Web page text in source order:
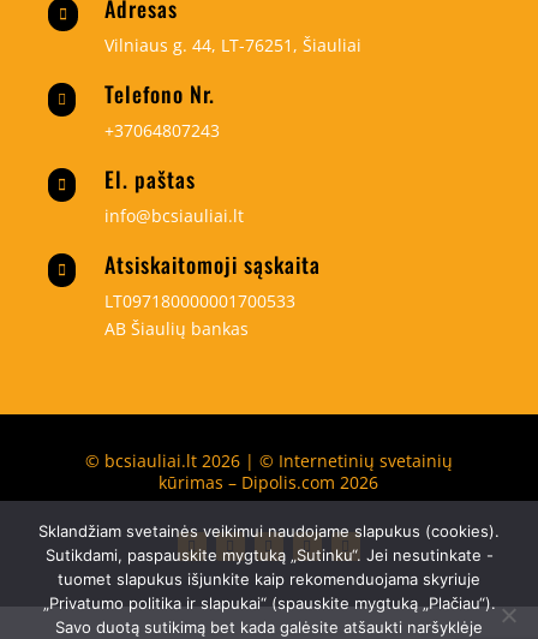
 Adresas
Vilniaus g. 44, LT-76251, Šiauliai
 Telefono Nr.
+37064807243
 El. paštas
info@bcsiauliai.lt
 Atsiskaitomoji sąskaita
LT097180000001700533
AB Šiaulių bankas
© bcsiauliai.lt 2026 | © Internetinių svetainių
kūrimas – Dipolis.com 2026
Sklandžiam svetainės veikimui naudojame slapukus (cookies).
Sutikdami, paspauskite mygtuką „Sutinku“. Jei nesutinkate -
tuomet slapukus išjunkite kaip rekomenduojama skyriuje
„Privatumo politika ir slapukai“ (spauskite mygtuką „Plačiau“).
Savo duotą sutikimą bet kada galėsite atšaukti naršyklėje